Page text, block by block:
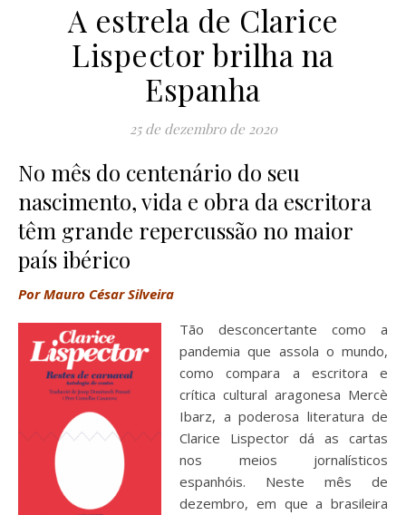
A estrela de Clarice
Lispector brilha na
Espanha
25 de dezembro de 2020
No mês do centenário do seu
nascimento, vida e obra da escritora
têm grande repercussão no maior
país ibérico
Por Mauro César Silveira
Tão desconcertante como a
pandemia que assola o mundo,
como compara a escritora e
crítica cultural aragonesa Mercè
Ibarz, a poderosa literatura de
Clarice Lispector dá as cartas
nos meios jornalísticos
espanhóis. Neste mês de
dezembro, em que a brasileira